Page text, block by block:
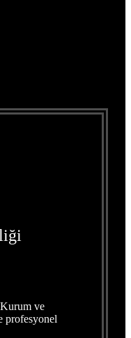
Kurum ve
profesyonel